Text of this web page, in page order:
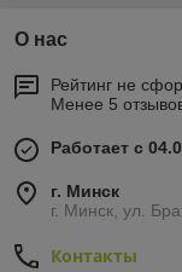
О нас
Рейтинг не
Менее 5
Работает с
г. Минск
г. Минск, ул.
Контакты